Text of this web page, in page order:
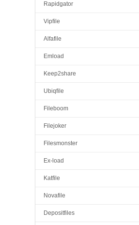
Rapidgator
Vipfile
Alfafile
Emload
Keep2share
Ubiqfile
Fileboom
Filejoker
Filesmonster
Ex-load
Katfile
Novafile
Depositfiles